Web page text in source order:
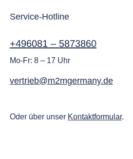
Service-Hotline
+496081 – 5873860
Mo-Fr: 8 – 17 Uhr
vertrieb@m2mgermany.de
Oder über unser Kontaktformular.